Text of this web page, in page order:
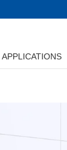
APPLICATIONS